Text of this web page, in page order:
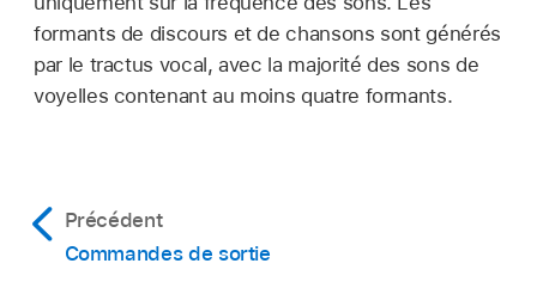
formants de discours et de chansons sont générés
par le tractus vocal, avec la majorité des sons de
voyelles contenant au moins quatre formants.
Précédent
Commandes de sortie